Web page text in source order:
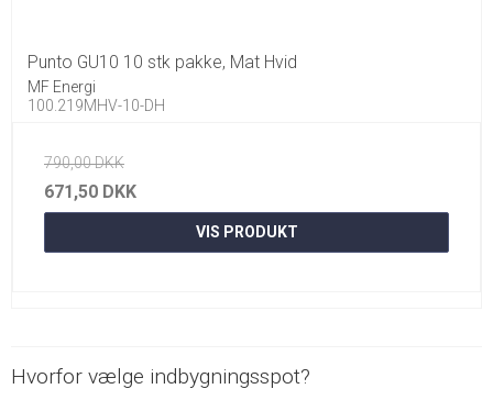
Punto GU10 10 stk pakke, Mat Hvid
MF Energi
100.219MHV-10-DH
790,00 DKK
671,50 DKK
VIS PRODUKT
Hvorfor vælge indbygningsspot?